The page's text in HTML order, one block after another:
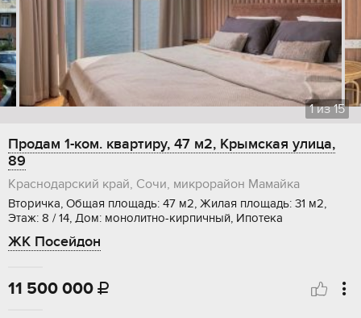
1из15
Продам 1-ком. квартиру, 47 м2, Крымская улица,
89
Краснодарский край, Сочи, микрорайон Мамайка
Вторичка, Общая площадь: 47 м2, Жилая площадь: 31 м2,
Этаж: 8 / 14, Дом: монолитно-кирпичный, Ипотека
ЖК Посейдон
11 500 000 